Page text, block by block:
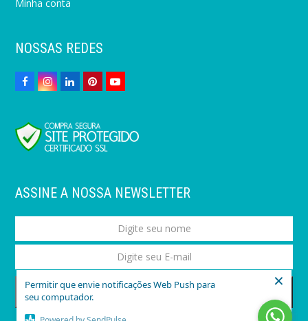
Permitir que envie notificações Web Push para
seu computador.
×
Minha conta
NOSSAS REDES
ASSINE A NOSSA NEWSLETTER
ASSINAR